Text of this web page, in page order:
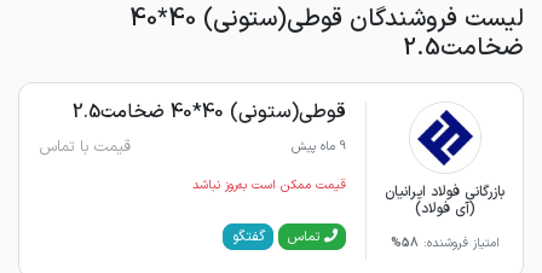
لیست فروشندگان قوطی(ستونی) 40*40
ضخامت2.5
بازرگانی فولاد ایرانیان
(آی فولاد)
امتیاز فروشنده: 58%
قوطی(ستونی) 40*40 ضخامت2.5
9 ماه پیش قیمت با تماس
قیمت ممکن است به‌روز نباشد
تماس گفتگو